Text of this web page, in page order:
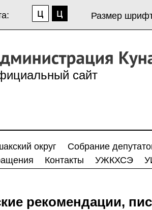
Размер
сайт
округ
Собрание
Контакты УЖКХСЭ
рекомендации,